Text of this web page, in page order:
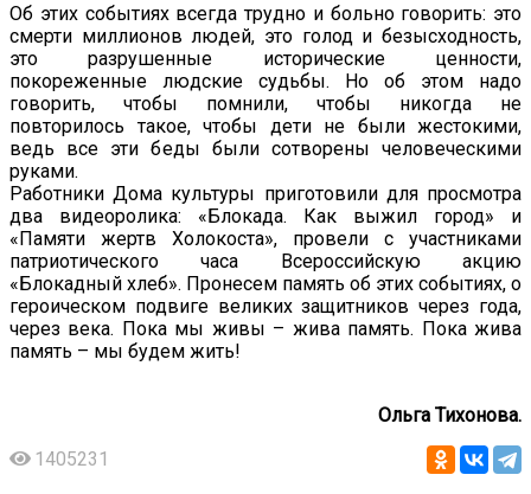
Об этих событиях всегда трудно и больно говорить: это
смерти миллионов людей, это голод и безысходность,
это разрушенные исторические ценности,
покореженные людские судьбы. Но об этом надо
говорить, чтобы помнили, чтобы никогда не
повторилось такое, чтобы дети не были жестокими,
ведь все эти беды были сотворены человеческими
руками.
Работники Дома культуры приготовили для просмотра
два видеоролика: «Блокада. Как выжил город» и
«Памяти жертв Холокоста», провели с участниками
патриотического часа Всероссийскую акцию
«Блокадный хлеб». Пронесем память об этих событиях, о
героическом подвиге великих защитников через года,
через века. Пока мы живы – жива память. Пока жива
память – мы будем жить!
Ольга Тихонова.
1405231